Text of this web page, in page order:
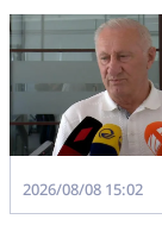
2026/08/08 15:02